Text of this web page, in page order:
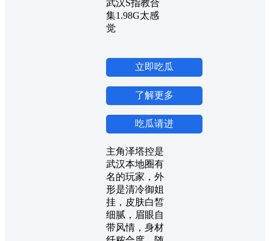
立即吃瓜
了解更多
吃瓜请进
主角泽塔控是
武汉本地圈有
名的玩家，外
形是清冷御姐
挂，皮肤白皙
细腻，眉眼自
带风情，身材